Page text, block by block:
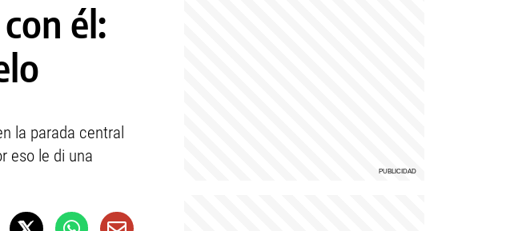
él:
la parada central
eso le di una